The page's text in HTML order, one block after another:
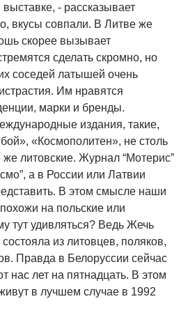
выставке, - рассказывает
вкусы совпали. В Литве же
скорее вызывает
сделать скромно, но
соседей латышей очень
Им нравятся
марки и бренды.
издания, такие,
«Космополитен», не столь
же литовские. Журнал “Мотерис”
а в России или Латвии
В этом смысле наши
на польские или
тут удивляться? Ведь Жечь
из литовцев, поляков,
Правда в Белоруссии сейчас
нас лет на пятнадцать. В этом
в лучшем случае в 1992